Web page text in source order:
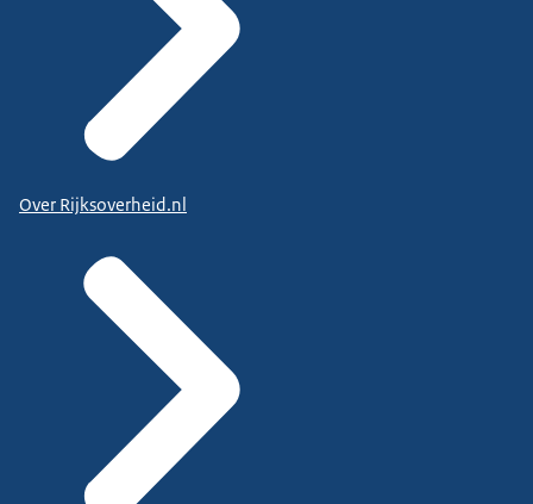
Over Rijksoverheid.nl